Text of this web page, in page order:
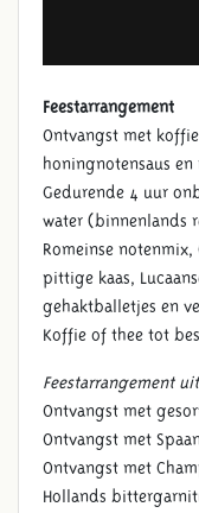
Feestarrangement
Ontvangst met
honingnotensaus en
Gedurende 4 uur
water (binnenlands
Romeinse notenmix,
pittige kaas,
gehaktballetjes en
Koffie of thee tot
Feestarrangement
Ontvangst met
Ontvangst met
Ontvangst met
Hollands